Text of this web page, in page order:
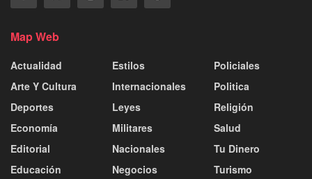
Map Web
Actualidad
Arte Y Cultura
Deportes
Economía
Editorial
Educación
Estilos
Internacionales
Leyes
Militares
Nacionales
Negocios
Policiales
Politica
Religión
Salud
Tu Dinero
Turismo